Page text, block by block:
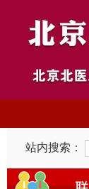
站内搜索：